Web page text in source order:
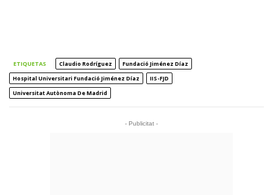
ETIQUETAS Claudio Rodríguez
Fundació Jiménez Díaz
Hospital Universitari Fundació Jiménez Díaz
IIS-FJD
Universitat Autònoma De Madrid
- Publicitat -